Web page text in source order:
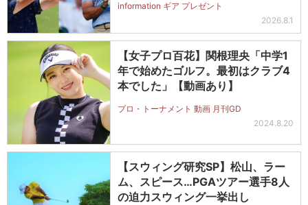
ットを抽選で2名に！
information ギア プレゼント
2026.8.1
【女子プロ百花】関根理央「中学1
年で始めたゴルフ。最初はクラブ4
本でした」【動画あり】
プロ・トーナメント 動画 月刊GD
2024.8.20
【スウィング研究SP】松山、ラー
ム、スピース…PGAツアー選手8人
の迫力スウィング一挙出し